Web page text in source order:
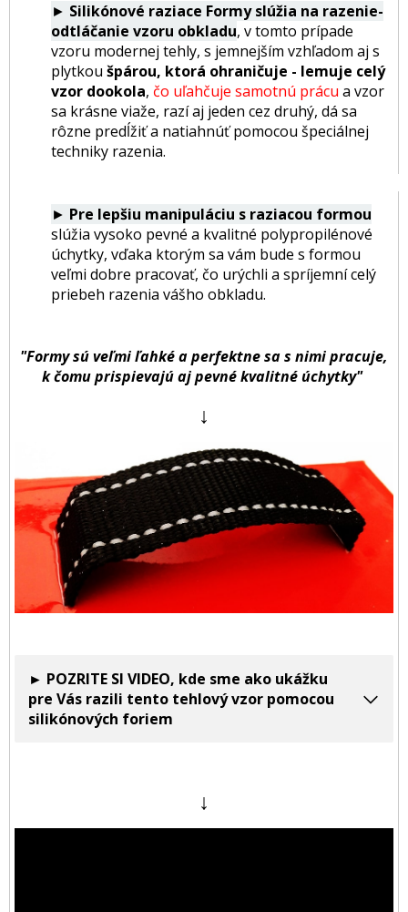
► Silikónové raziace Formy slúžia na razenie-
odtláčanie vzoru obkladu, v tomto prípade
vzoru modernej tehly, s jemnejším vzhľadom aj s
plytkou špárou, ktorá ohraničuje - lemuje celý
vzor dookola, čo uľahčuje samotnú prácu a vzor
sa krásne viaže, razí aj jeden cez druhý, dá sa
rôzne predĺžiť a natiahnúť pomocou špeciálnej
techniky razenia.
► Pre lepšiu manipuláciu s raziacou formou
slúžia vysoko pevné a kvalitné polypropilénové
úchytky, vďaka ktorým sa vám bude s formou
veľmi dobre pracovať, čo urýchli a spríjemní celý
priebeh razenia vášho obkladu.
"Formy sú veľmi ľahké a perfektne sa s nimi pracuje,
k čomu prispievajú aj pevné kvalitné úchytky"
↓
► POZRITE SI VIDEO, kde sme ako ukážku
pre Vás razili tento tehlový vzor pomocou
silikónových foriem
↓